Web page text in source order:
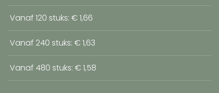
Vanaf 120 stuks: € 1,66
Vanaf 240 stuks: € 1,63
Vanaf 480 stuks: € 1,58